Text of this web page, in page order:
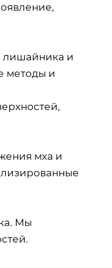
лишайника и
методы и
мха и
Мы